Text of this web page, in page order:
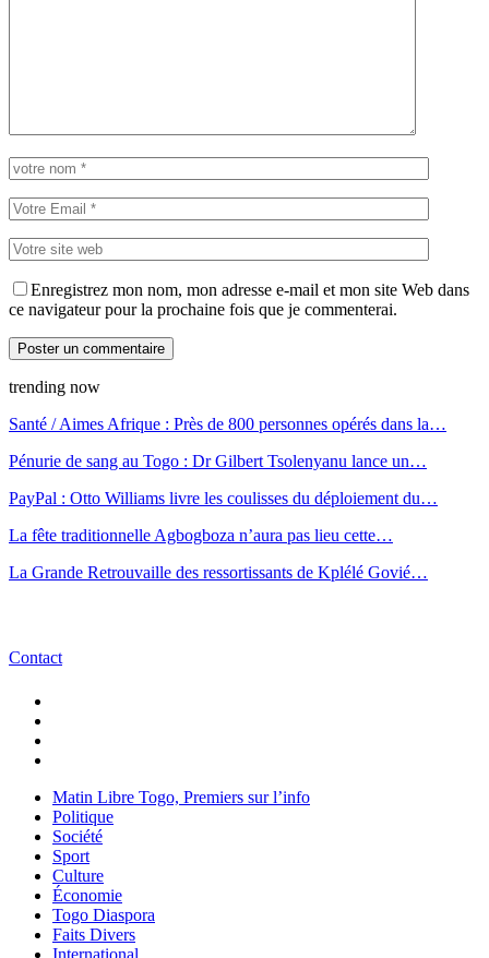
Enregistrez mon nom, mon adresse e-mail et mon site Web dans
ce navigateur pour la prochaine fois que je commenterai.
trending now
Santé / Aimes Afrique : Près de 800 personnes opérés dans la…
Pénurie de sang au Togo : Dr Gilbert Tsolenyanu lance un…
PayPal : Otto Williams livre les coulisses du déploiement du…
La fête traditionnelle Agbogboza n’aura pas lieu cette…
La Grande Retrouvaille des ressortissants de Kplélé Govié…
Contact
Matin Libre Togo, Premiers sur l’info
Politique
Société
Sport
Culture
Économie
Togo Diaspora
Faits Divers
International